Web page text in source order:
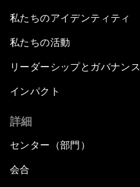
私たちのアイデンティティ
私たちの活動
リーダーシップとガバナンス
インパクト
詳細
センター（部門）
会合